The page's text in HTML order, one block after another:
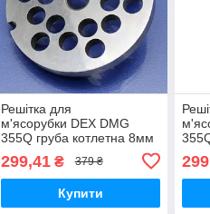
Решітка для
м'ясорубки DEX DMG
355Q груба котлетна 8мм
299,41₴ 379 ₴
Купити